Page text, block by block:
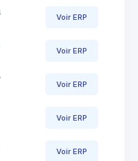
Voir ERP
Voir ERP
Voir ERP
Voir ERP
Voir ERP